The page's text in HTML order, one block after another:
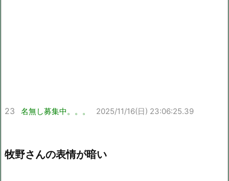
23 名無し募集中。。。 2025/11/16(日) 23:06:25.39
牧野さんの表情が暗い